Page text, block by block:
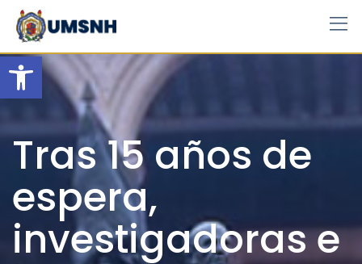
Open toolbar
Skip
content
Tras 15 años de
espera,
investigadoras e